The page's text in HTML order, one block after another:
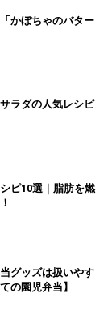
かぼちゃのバター
ラダの人気レシピ
ピ10選｜脂肪を燃
グッズは扱いやす
の園児弁当】